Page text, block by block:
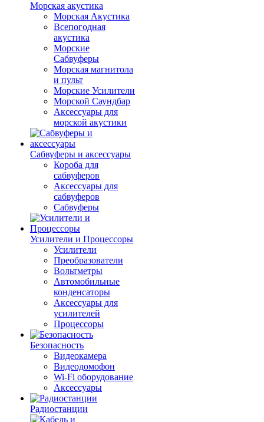
Морская акустика
Морская Акустика
Всепогодная
акустика
Морские
Сабвуферы
Морская магнитола
и пульт
Морские Усилители
Морской Cаундбар
Аксессуары для
морской акустики
Сабвуферы и аксессуары
Короба для
сабвуферов
Аксессуары для
сабвуферов
Сабвуферы
Усилители и Процессоры
Усилители
Преобразователи
Вольтметры
Автомобильные
конденсаторы
Аксессуары для
усилителей
Процессоры
Безопасность
Видеокамера
Видеодомофон
Wi-Fi оборудование
Аксессуары
Радиостанции